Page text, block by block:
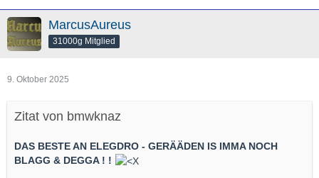
MarcusAureus
31000g Mitglied
9. Oktober 2025
Zitat von bmwknaz
DAS BESTE AN ELEGDRO - GERÄÄDEN IS IMMA NOCH
BLAGG & DEGGA ! !